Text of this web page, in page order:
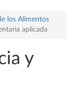
los Alimentos
aplicada
y